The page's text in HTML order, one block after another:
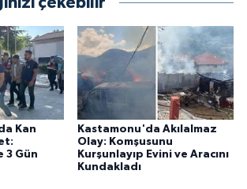
Kan
3 Gün
Kastamonu'da Akılalmaz
Olay: Komşusunu
Kurşunlayıp Evini ve Aracını
Kundakladı